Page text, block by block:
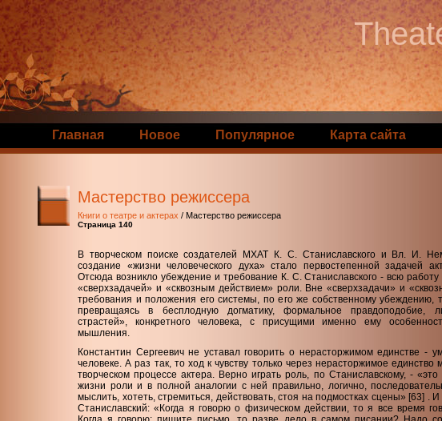
Главная Новое Популярное Карта сайта
Мастерство режиссера
Книги о театре и актерах / Мастерство режиссера
Страница 140
В творческом поиске создателей МХАТ К. С. Станиславского и Вл. И.
создание «жизни человеческого духа» стало первостепенной задачей
Отсюда возникло убеждение и требование К. С. Станиславского - всю работу
«сверхзадачей» и «сквозным действием» роли. Вне «сверхзадачи» и
требования и положения его системы, по его же собственному убеждению,
превращаясь в бесплодную догматику, формальное правдоподобие,
страстей», конкретного человека, с присущими именно ему
мышления.
Константин Сергеевич не уставал говорить о нерасторжимом единстве -
человеке. А раз так, то ход к чувству только через нерасторжимое единство
творческом процессе актера. Верно играть роль, по Станиславскому, - «это
жизни роли и в полной аналогии с ней правильно, логично,
мыслить, хотеть, стремиться, действовать, стоя на подмостках сцены» [63] .
Станиславский: «Когда я говорю о физическом действии, то я все время